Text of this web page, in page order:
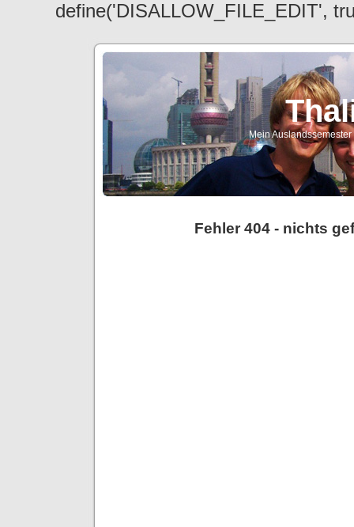
define('DISALLOW_FILE_EDIT',
Mein
Fehler 404 - nichts